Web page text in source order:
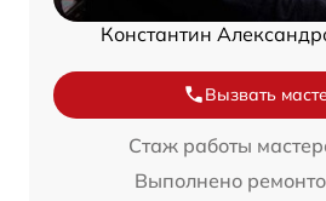
Константин
Вызвать
Стаж работы
Выполнено